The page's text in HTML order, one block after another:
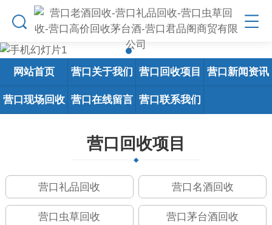
网站首页 营口关于我们 营口回收项目 营口新闻资讯
营口现场回收 营口在线留言 营口联系我们
营口回收项目
营口礼品回收 营口名酒回收
营口虫草回收 营口茅台酒回收